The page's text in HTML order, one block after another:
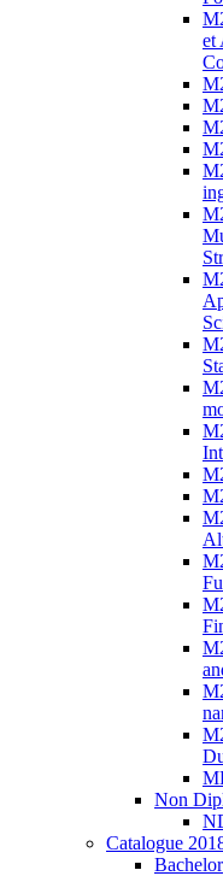
et
Non
Catalogue
Bachelor